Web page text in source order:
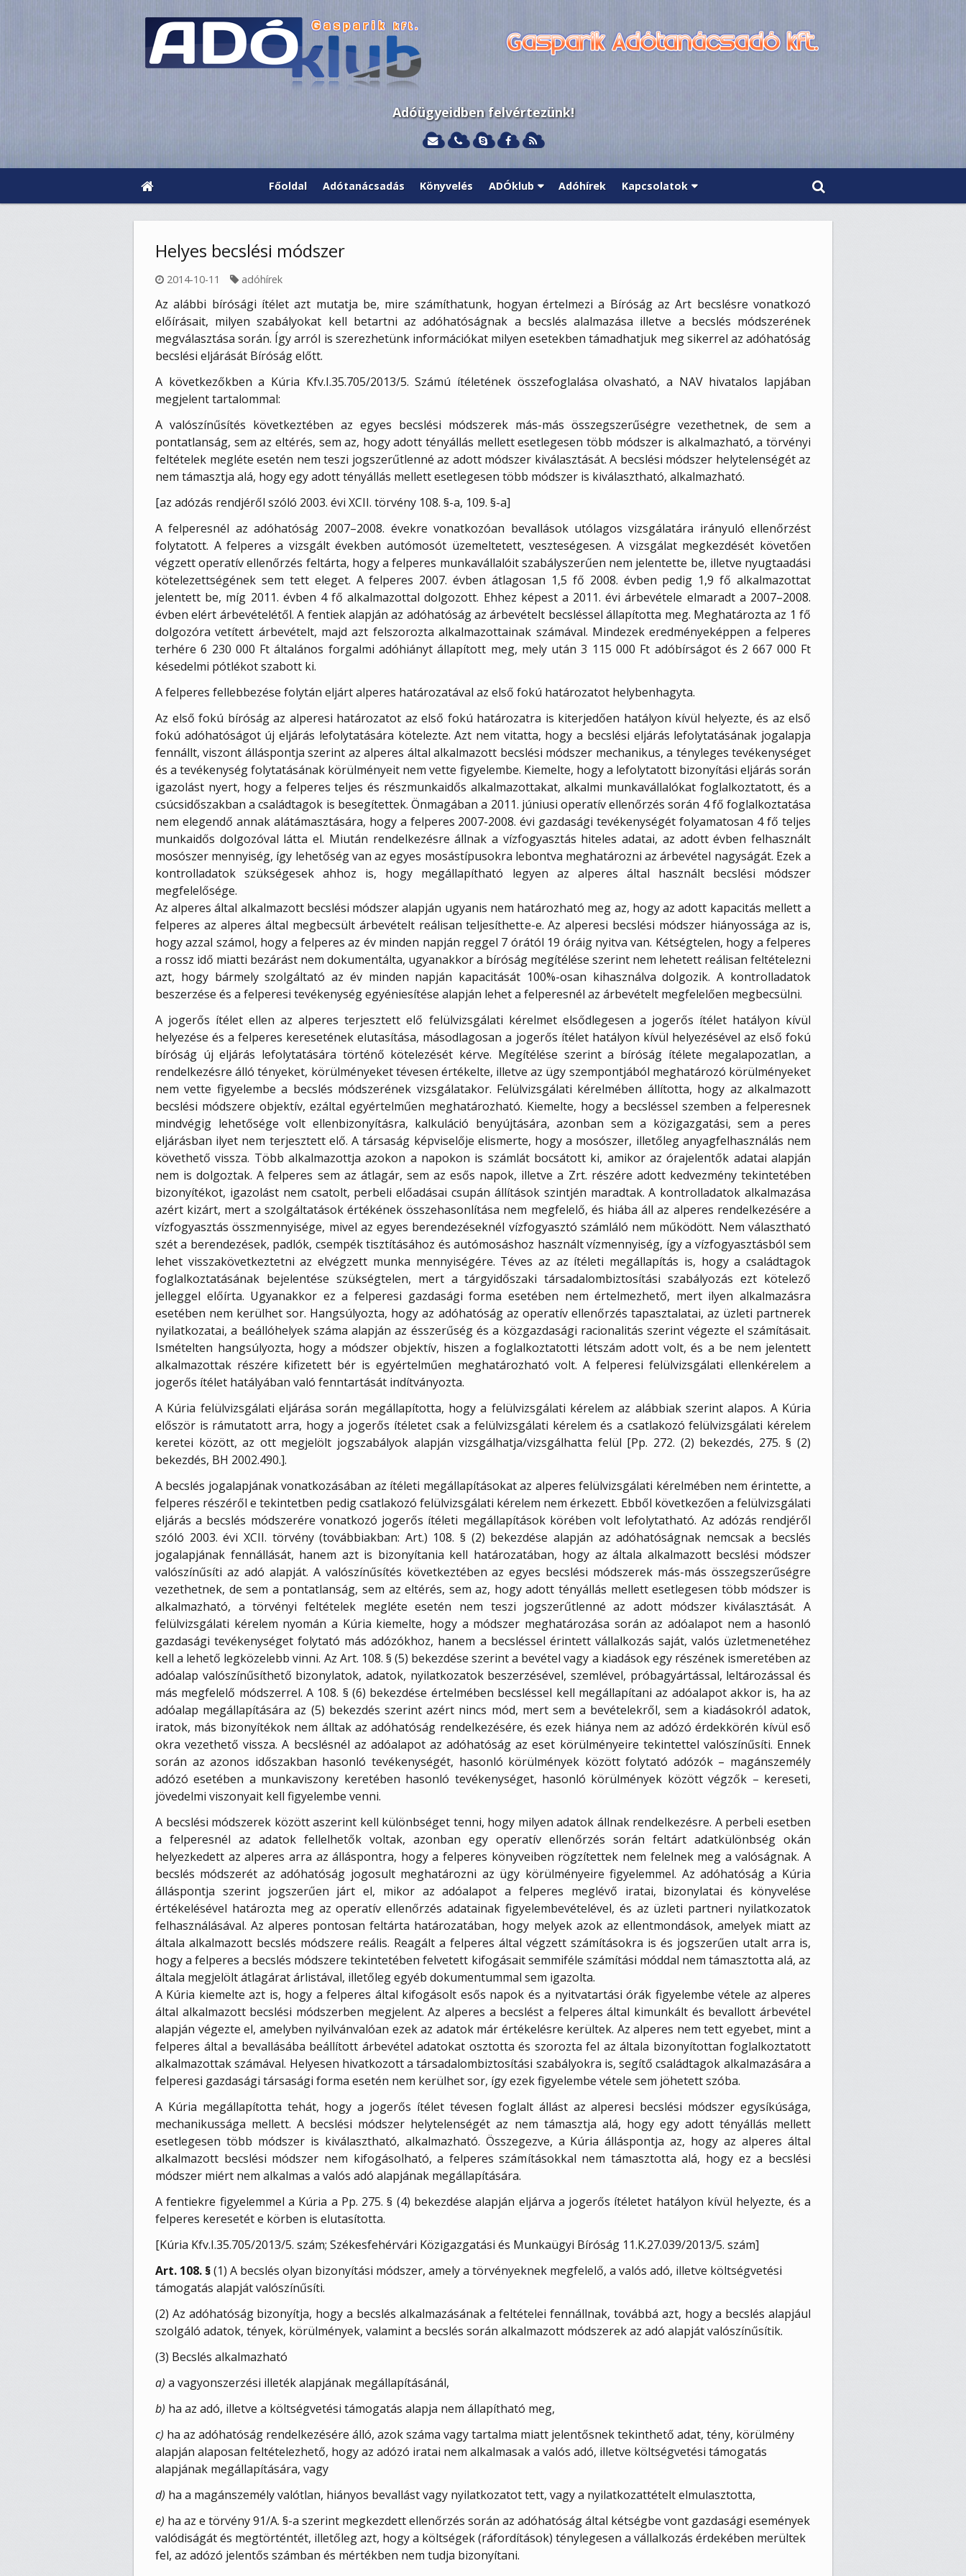
Adóügyeidben felvértezünk!
Főoldal Adótanácsadás Könyvelés ADÓklub Adóhírek Kapcsolatok
Helyes becslési módszer
2014-10-11 adóhírek
Az alábbi bírósági ítélet azt mutatja be, mire számíthatunk, hogyan értelmezi a Bíróság az Art becslésre vonatkozó
előírásait, milyen szabályokat kell betartni az adóhatóságnak a becslés alalmazása illetve a becslés módszerének
megválasztása során. Így arról is szerezhetünk információkat milyen esetekben támadhatjuk meg sikerrel az adóhatóság
becslési eljárását Bíróság előtt.
A következőkben a Kúria Kfv.I.35.705/2013/5. Számú ítéletének összefoglalása olvasható, a NAV hivatalos lapjában
megjelent tartalommal:
A valószínűsítés következtében az egyes becslési módszerek más-más összegszerűségre vezethetnek, de sem a
pontatlanság, sem az eltérés, sem az, hogy adott tényállás mellett esetlegesen több módszer is alkalmazható, a törvényi
feltételek megléte esetén nem teszi jogszerűtlenné az adott módszer kiválasztását. A becslési módszer helytelenségét az
nem támasztja alá, hogy egy adott tényállás mellett esetlegesen több módszer is kiválasztható, alkalmazható.
[az adózás rendjéről szóló 2003. évi XCII. törvény 108. §-a, 109. §-a]
A felperesnél az adóhatóság 2007–2008. évekre vonatkozóan bevallások utólagos vizsgálatára irányuló ellenőrzést
folytatott. A felperes a vizsgált években autómosót üzemeltetett, veszteségesen. A vizsgálat megkezdését követően
végzett operatív ellenőrzés feltárta, hogy a felperes munkavállalóit szabályszerűen nem jelentette be, illetve nyugtaadási
kötelezettségének sem tett eleget. A felperes 2007. évben átlagosan 1,5 fő 2008. évben pedig 1,9 fő alkalmazottat
jelentett be, míg 2011. évben 4 fő alkalmazottal dolgozott. Ehhez képest a 2011. évi árbevétele elmaradt a 2007–2008.
évben elért árbevételétől. A fentiek alapján az adóhatóság az árbevételt becsléssel állapította meg. Meghatározta az 1 fő
dolgozóra vetített árbevételt, majd azt felszorozta alkalmazottainak számával. Mindezek eredményeképpen a felperes
terhére 6 230 000 Ft általános forgalmi adóhiányt állapított meg, mely után 3 115 000 Ft adóbírságot és 2 667 000 Ft
késedelmi pótlékot szabott ki.
A felperes fellebbezése folytán eljárt alperes határozatával az első fokú határozatot helybenhagyta.
Az első fokú bíróság az alperesi határozatot az első fokú határozatra is kiterjedően hatályon kívül helyezte, és az első
fokú adóhatóságot új eljárás lefolytatására kötelezte. Azt nem vitatta, hogy a becslési eljárás lefolytatásának jogalapja
fennállt, viszont álláspontja szerint az alperes által alkalmazott becslési módszer mechanikus, a tényleges tevékenységet
és a tevékenység folytatásának körülményeit nem vette figyelembe. Kiemelte, hogy a lefolytatott bizonyítási eljárás során
igazolást nyert, hogy a felperes teljes és részmunkaidős alkalmazottakat, alkalmi munkavállalókat foglalkoztatott, és a
csúcsidőszakban a családtagok is besegítettek. Önmagában a 2011. júniusi operatív ellenőrzés során 4 fő foglalkoztatása
nem elegendő annak alátámasztására, hogy a felperes 2007-2008. évi gazdasági tevékenységét folyamatosan 4 fő teljes
munkaidős dolgozóval látta el. Miután rendelkezésre állnak a vízfogyasztás hiteles adatai, az adott évben felhasznált
mosószer mennyiség, így lehetőség van az egyes mosástípusokra lebontva meghatározni az árbevétel nagyságát. Ezek a
kontrolladatok szükségesek ahhoz is, hogy megállapítható legyen az alperes által használt becslési módszer
megfelelősége.
Az alperes által alkalmazott becslési módszer alapján ugyanis nem határozható meg az, hogy az adott kapacitás mellett a
felperes az alperes által megbecsült árbevételt reálisan teljesíthette-e. Az alperesi becslési módszer hiányossága az is,
hogy azzal számol, hogy a felperes az év minden napján reggel 7 órától 19 óráig nyitva van. Kétségtelen, hogy a felperes
a rossz idő miatti bezárást nem dokumentálta, ugyanakkor a bíróság megítélése szerint nem lehetett reálisan feltételezni
azt, hogy bármely szolgáltató az év minden napján kapacitását 100%-osan kihasználva dolgozik. A kontrolladatok
beszerzése és a felperesi tevékenység egyéniesítése alapján lehet a felperesnél az árbevételt megfelelően megbecsülni.
A jogerős ítélet ellen az alperes terjesztett elő felülvizsgálati kérelmet elsődlegesen a jogerős ítélet hatályon kívül
helyezése és a felperes keresetének elutasítása, másodlagosan a jogerős ítélet hatályon kívül helyezésével az első fokú
bíróság új eljárás lefolytatására történő kötelezését kérve. Megítélése szerint a bíróság ítélete megalapozatlan, a
rendelkezésre álló tényeket, körülményeket tévesen értékelte, illetve az ügy szempontjából meghatározó körülményeket
nem vette figyelembe a becslés módszerének vizsgálatakor. Felülvizsgálati kérelmében állította, hogy az alkalmazott
becslési módszere objektív, ezáltal egyértelműen meghatározható. Kiemelte, hogy a becsléssel szemben a felperesnek
mindvégig lehetősége volt ellenbizonyításra, kalkuláció benyújtására, azonban sem a közigazgatási, sem a peres
eljárásban ilyet nem terjesztett elő. A társaság képviselője elismerte, hogy a mosószer, illetőleg anyagfelhasználás nem
követhető vissza. Több alkalmazottja azokon a napokon is számlát bocsátott ki, amikor az órajelentők adatai alapján
nem is dolgoztak. A felperes sem az átlagár, sem az esős napok, illetve a Zrt. részére adott kedvezmény tekintetében
bizonyítékot, igazolást nem csatolt, perbeli előadásai csupán állítások szintjén maradtak. A kontrolladatok alkalmazása
azért kizárt, mert a szolgáltatások értékének összehasonlítása nem megfelelő, és hiába áll az alperes rendelkezésére a
vízfogyasztás összmennyisége, mivel az egyes berendezéseknél vízfogyasztó számláló nem működött. Nem választható
szét a berendezések, padlók, csempék tisztításához és autómosáshoz használt vízmennyiség, így a vízfogyasztásból sem
lehet visszakövetkeztetni az elvégzett munka mennyiségére. Téves az az ítéleti megállapítás is, hogy a családtagok
foglalkoztatásának bejelentése szükségtelen, mert a tárgyidőszaki társadalombiztosítási szabályozás ezt kötelező
jelleggel előírta. Ugyanakkor ez a felperesi gazdasági forma esetében nem értelmezhető, mert ilyen alkalmazásra
esetében nem kerülhet sor. Hangsúlyozta, hogy az adóhatóság az operatív ellenőrzés tapasztalatai, az üzleti partnerek
nyilatkozatai, a beállóhelyek száma alapján az ésszerűség és a közgazdasági racionalitás szerint végezte el számításait.
Ismételten hangsúlyozta, hogy a módszer objektív, hiszen a foglalkoztatotti létszám adott volt, és a be nem jelentett
alkalmazottak részére kifizetett bér is egyértelműen meghatározható volt. A felperesi felülvizsgálati ellenkérelem a
jogerős ítélet hatályában való fenntartását indítványozta.
A Kúria felülvizsgálati eljárása során megállapította, hogy a felülvizsgálati kérelem az alábbiak szerint alapos. A Kúria
először is rámutatott arra, hogy a jogerős ítéletet csak a felülvizsgálati kérelem és a csatlakozó felülvizsgálati kérelem
keretei között, az ott megjelölt jogszabályok alapján vizsgálhatja/vizsgálhatta felül [Pp. 272. (2) bekezdés, 275. § (2)
bekezdés, BH 2002.490.].
A becslés jogalapjának vonatkozásában az ítéleti megállapításokat az alperes felülvizsgálati kérelmében nem érintette, a
felperes részéről e tekintetben pedig csatlakozó felülvizsgálati kérelem nem érkezett. Ebből következően a felülvizsgálati
eljárás a becslés módszerére vonatkozó jogerős ítéleti megállapítások körében volt lefolytatható. Az adózás rendjéről
szóló 2003. évi XCII. törvény (továbbiakban: Art.) 108. § (2) bekezdése alapján az adóhatóságnak nemcsak a becslés
jogalapjának fennállását, hanem azt is bizonyítania kell határozatában, hogy az általa alkalmazott becslési módszer
valószínűsíti az adó alapját. A valószínűsítés következtében az egyes becslési módszerek más-más összegszerűségre
vezethetnek, de sem a pontatlanság, sem az eltérés, sem az, hogy adott tényállás mellett esetlegesen több módszer is
alkalmazható, a törvényi feltételek megléte esetén nem teszi jogszerűtlenné az adott módszer kiválasztását. A
felülvizsgálati kérelem nyomán a Kúria kiemelte, hogy a módszer meghatározása során az adóalapot nem a hasonló
gazdasági tevékenységet folytató más adózókhoz, hanem a becsléssel érintett vállalkozás saját, valós üzletmenetéhez
kell a lehető legközelebb vinni. Az Art. 108. § (5) bekezdése szerint a bevétel vagy a kiadások egy részének ismeretében az
adóalap valószínűsíthető bizonylatok, adatok, nyilatkozatok beszerzésével, szemlével, próbagyártással, leltározással és
más megfelelő módszerrel. A 108. § (6) bekezdése értelmében becsléssel kell megállapítani az adóalapot akkor is, ha az
adóalap megállapítására az (5) bekezdés szerint azért nincs mód, mert sem a bevételekről, sem a kiadásokról adatok,
iratok, más bizonyítékok nem álltak az adóhatóság rendelkezésére, és ezek hiánya nem az adózó érdekkörén kívül eső
okra vezethető vissza. A becslésnél az adóalapot az adóhatóság az eset körülményeire tekintettel valószínűsíti. Ennek
során az azonos időszakban hasonló tevékenységét, hasonló körülmények között folytató adózók – magánszemély
adózó esetében a munkaviszony keretében hasonló tevékenységet, hasonló körülmények között végzők – kereseti,
jövedelmi viszonyait kell figyelembe venni.
A becslési módszerek között aszerint kell különbséget tenni, hogy milyen adatok állnak rendelkezésre. A perbeli esetben
a felperesnél az adatok fellelhetők voltak, azonban egy operatív ellenőrzés során feltárt adatkülönbség okán
helyezkedett az alperes arra az álláspontra, hogy a felperes könyveiben rögzítettek nem felelnek meg a valóságnak. A
becslés módszerét az adóhatóság jogosult meghatározni az ügy körülményeire figyelemmel. Az adóhatóság a Kúria
álláspontja szerint jogszerűen járt el, mikor az adóalapot a felperes meglévő iratai, bizonylatai és könyvelése
értékelésével határozta meg az operatív ellenőrzés adatainak figyelembevételével, és az üzleti partneri nyilatkozatok
felhasználásával. Az alperes pontosan feltárta határozatában, hogy melyek azok az ellentmondások, amelyek miatt az
általa alkalmazott becslés módszere reális. Reagált a felperes által végzett számításokra is és jogszerűen utalt arra is,
hogy a felperes a becslés módszere tekintetében felvetett kifogásait semmiféle számítási móddal nem támasztotta alá, az
általa megjelölt átlagárat árlistával, illetőleg egyéb dokumentummal sem igazolta.
A Kúria kiemelte azt is, hogy a felperes által kifogásolt esős napok és a nyitvatartási órák figyelembe vétele az alperes
által alkalmazott becslési módszerben megjelent. Az alperes a becslést a felperes által kimunkált és bevallott árbevétel
alapján végezte el, amelyben nyilvánvalóan ezek az adatok már értékelésre kerültek. Az alperes nem tett egyebet, mint a
felperes által a bevallásába beállított árbevétel adatokat osztotta és szorozta fel az általa bizonyítottan foglalkoztatott
alkalmazottak számával. Helyesen hivatkozott a társadalombiztosítási szabályokra is, segítő családtagok alkalmazására a
felperesi gazdasági társasági forma esetén nem kerülhet sor, így ezek figyelembe vétele sem jöhetett szóba.
A Kúria megállapította tehát, hogy a jogerős ítélet tévesen foglalt állást az alperesi becslési módszer egysíkúsága,
mechanikussága mellett. A becslési módszer helytelenségét az nem támasztja alá, hogy egy adott tényállás mellett
esetlegesen több módszer is kiválasztható, alkalmazható. Összegezve, a Kúria álláspontja az, hogy az alperes által
alkalmazott becslési módszer nem kifogásolható, a felperes számításokkal nem támasztotta alá, hogy ez a becslési
módszer miért nem alkalmas a valós adó alapjának megállapítására.
A fentiekre figyelemmel a Kúria a Pp. 275. § (4) bekezdése alapján eljárva a jogerős ítéletet hatályon kívül helyezte, és a
felperes keresetét e körben is elutasította.
[Kúria Kfv.I.35.705/2013/5. szám; Székesfehérvári Közigazgatási és Munkaügyi Bíróság 11.K.27.039/2013/5. szám]
Art. 108. §(1) A becslés olyan bizonyítási módszer, amely a törvényeknek megfelelő, a valós adó, illetve költségvetési
támogatás alapját valószínűsíti.
(2) Az adóhatóság bizonyítja, hogy a becslés alkalmazásának a feltételei fennállnak, továbbá azt, hogy a becslés alapjául
szolgáló adatok, tények, körülmények, valamint a becslés során alkalmazott módszerek az adó alapját valószínűsítik.
(3) Becslés alkalmazható
a) a vagyonszerzési illeték alapjának megállapításánál,
b) ha az adó, illetve a költségvetési támogatás alapja nem állapítható meg,
c) ha az adóhatóság rendelkezésére álló, azok száma vagy tartalma miatt jelentősnek tekinthető adat, tény, körülmény
alapján alaposan feltételezhető, hogy az adózó iratai nem alkalmasak a valós adó, illetve költségvetési támogatás
alapjának megállapítására, vagy
d) ha a magánszemély valótlan, hiányos bevallást vagy nyilatkozatot tett, vagy a nyilatkozattételt elmulasztotta,
e) ha az e törvény 91/A. §-a szerint megkezdett ellenőrzés során az adóhatóság által kétségbe vont gazdasági események
valódiságát és megtörténtét, illetőleg azt, hogy a költségek (ráfordítások) ténylegesen a vállalkozás érdekében merültek
fel, az adózó jelentős számban és mértékben nem tudja bizonyítani.